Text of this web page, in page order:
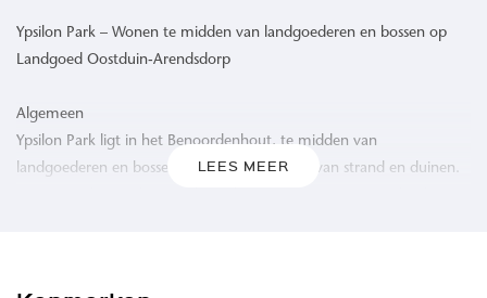
Ypsilon Park – Wonen te midden van landgoederen en bossen op
Landgoed Oostduin-Arendsdorp
Algemeen
Ypsilon Park ligt in het Benoordenhout, te midden van
landgoederen en bossen en op korte afstand van strand en duinen.
LEES MEER